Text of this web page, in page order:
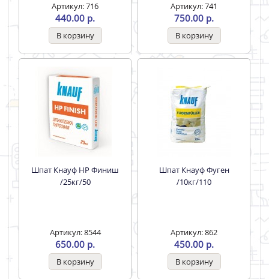
Артикул: 716
440.00 р.
Артикул: 741
750.00 р.
Шпат Кнауф НР Финиш
/25кг/50
Артикул: 8544
650.00 р.
Шпат Кнауф Фуген
/10кг/110
Артикул: 862
450.00 р.